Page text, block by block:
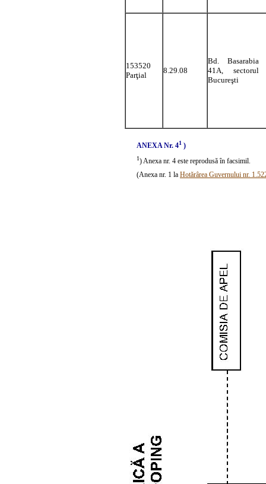
153520
Parţial
8.29.08
Bd. Basarabia
41A, sectorul
Bucureşti
ANEXA Nr. 41 )
1) Anexa nr. 4 este reprodusă în facsimil.
(Anexa nr. 1 la Hotărârea Guvernului nr.